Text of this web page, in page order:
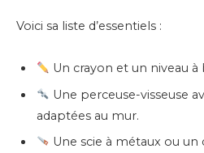
Voici sa liste d’essentiels :
Un crayon et un niveau
Une perceuse-visseuse
adaptées au mur.
Une scie à métaux ou